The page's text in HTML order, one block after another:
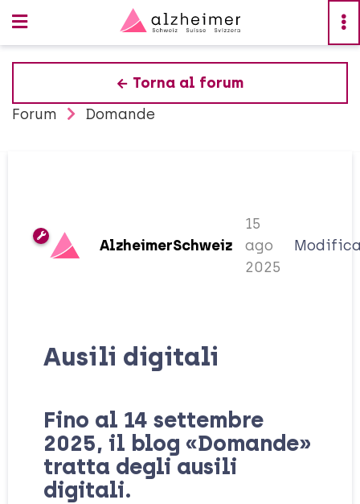
Torna al forum
Forum
Domande
AlzheimerSchweiz
15
ago
2025
Ausili digitali
Fino al 14 settembre
2025, il blog «Domande»
tratta degli ausili
digitali.